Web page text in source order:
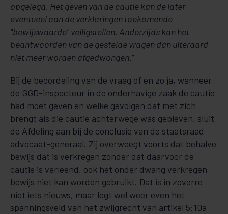
opgelegd. Het geven van de cautie kan de later
eventueel aan de verklaringen toekomende
"bewijswaarde" veiligstellen. Anderzijds kan het
beantwoorden van de gestelde vragen dan uiteraard
niet meer worden afgedwongen.”
Bij de beoordeling van de vraag of en zo ja, wanneer
de GGD-inspecteur in de onderhavige zaak de cautie
had moet geven en welke gevolgen dat met zich
brengt als die cautie achterwege was gebleven, sluit
de Afdeling aan bij de conclusie van de staatsraad
advocaat-generaal. Zij overweegt voorts dat behalve
bewijs dat is verkregen zonder dat daarvoor de
cautie is verleend, ook het onder dwang verkregen
bewijs niet kan worden gebruikt. Dat is in zoverre
niet iets nieuws, maar legt wel weer even het
spanningsveld van het zwijgrecht van artikel 5:10a